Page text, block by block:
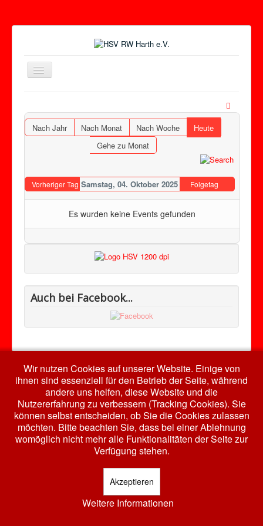
Toggle
Navigation
Nach Jahr Nach Monat Nach Woche
Heute
Gehe zu Monat
Vorheriger Tag Samstag, 04. Oktober 2025 Folgetag
Es wurden keine Events gefunden
Auch bei Facebook...
Nach oben
© 2026 HSV RW Harth e.V.
Wir nutzen Cookies auf unserer Website. Einige von
ihnen sind essenziell für den Betrieb der Seite, während
andere uns helfen, diese Website und die
Nutzererfahrung zu verbessern (Tracking Cookies). Sie
können selbst entscheiden, ob Sie die Cookies zulassen
möchten. Bitte beachten Sie, dass bei einer Ablehnung
womöglich nicht mehr alle Funktionalitäten der Seite zur
Verfügung stehen.
Akzeptieren
Weitere Informationen